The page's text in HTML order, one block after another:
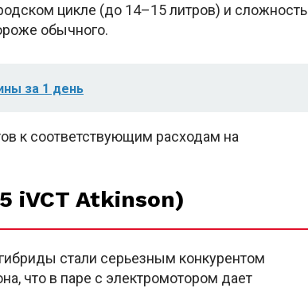
цикле (до 14–15 литров) и сложность
обычного.
за 1 день
к соответствующим расходам на
iVCT Atkinson)
стали серьезным конкурентом
что в паре с электромотором дает